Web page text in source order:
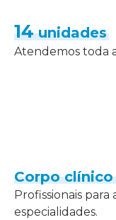
14unidades
Atendemos toda
Corpo
Profissionais
especialidades.